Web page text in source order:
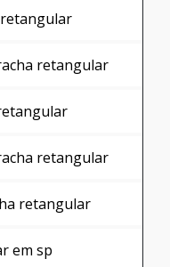
perfil de
através
em um
que